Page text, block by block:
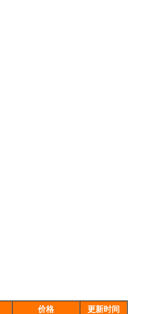
价格 更新时间